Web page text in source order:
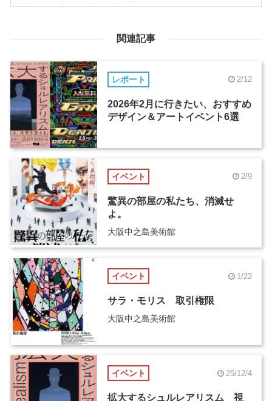
関連記事
レポート 2/12
2026年2月に行きたい、おすすめ
デザイン＆アートイベント6選
イベント 2/9
驚異の部屋の私たち、消滅せ
よ。
大阪中之島美術館
イベント 1/22
サラ・モリス 取引権限
大阪中之島美術館
イベント 25/12/4
拡大するシュルレアリスム 視